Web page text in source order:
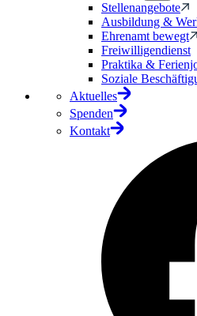
Stellenangebote
Ausbildung &
Ehrenamt bewegt
Freiwilligendienst
Praktika &
Soziale
Aktuelles
Spenden
Kontakt